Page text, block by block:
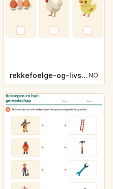
rekkefoelge-og-livssykluser-g1203NO